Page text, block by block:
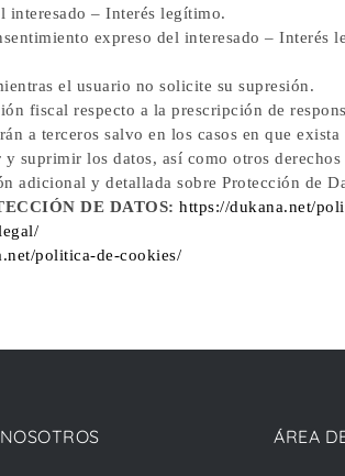
interesado – Interés legítimo.
expreso del interesado – Interés
el usuario no solicite su supresión.
fiscal respecto a la prescripción de
a terceros salvo en los casos en que
suprimir los datos, así como otros
adicional y detallada sobre Protección de
DE DATOS: https://dukana.net/
politica-de-cookies/
ÁREA